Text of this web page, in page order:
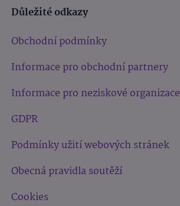
Důležité odkazy
Obchodní podmínky
Informace pro obchodní partnery
Informace pro neziskové organizace
GDPR
Podmínky užití webových stránek
Obecná pravidla soutěží
Cookies